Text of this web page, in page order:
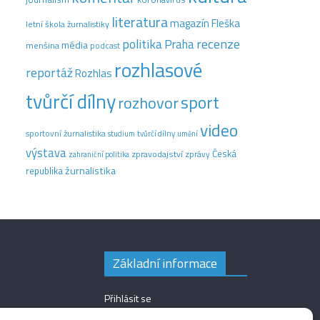
letní škola žurnalistiky literaturamagazín Fleška
menšinamédia podcast politikaPraharecenze
reportážRozhlas rozhlasové
tvůrčí dílnyrozhovorsport
sportovní žurnalistikastudium tvůrčí dílny uměnívideo
výstava zahraniční politika zpravodajství zprávyČeská
republikažurnalistika
Základní informace
Přihlásit se